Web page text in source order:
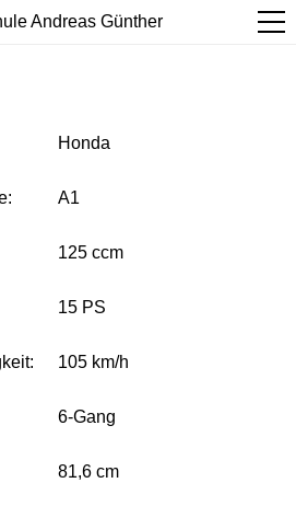
Andreas Günther
Honda
A1
125 ccm
15 PS
105 km/h
6-Gang
81,6 cm